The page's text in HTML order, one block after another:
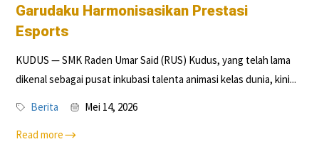
Garudaku Harmonisasikan Prestasi
Esports
KUDUS — SMK Raden Umar Said (RUS) Kudus, yang telah lama
dikenal sebagai pusat inkubasi talenta animasi kelas dunia, kini...
Berita Mei 14, 2026
Read more